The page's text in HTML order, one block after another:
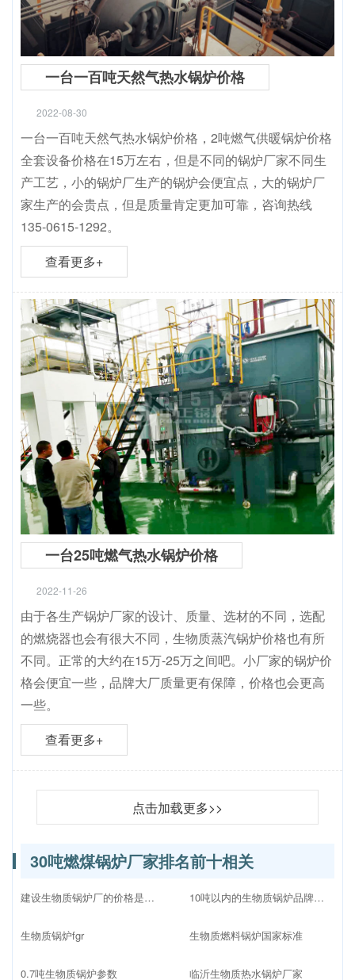
一台一百吨天然气热水锅炉价格
2022-08-30
一台一百吨天然气热水锅炉价格，2吨燃气供暖锅炉价格
全套设备价格在15万左右，但是不同的锅炉厂家不同生
产工艺，小的锅炉厂生产的锅炉会便宜点，大的锅炉厂
家生产的会贵点，但是质量肯定更加可靠，咨询热线
135-0615-1292。
查看更多+
一台25吨燃气热水锅炉价格
2022-11-26
由于各生产锅炉厂家的设计、质量、选材的不同，选配
的燃烧器也会有很大不同，生物质蒸汽锅炉价格也有所
不同。正常的大约在15万-25万之间吧。小厂家的锅炉价
格会便宜一些，品牌大厂质量更有保障，价格也会更高
一些。
查看更多+
点击加载更多>>
30吨燃煤锅炉厂家排名前十相关
建设生物质锅炉厂的价格是多少
生物质锅炉fgr
0.7吨生物质锅炉参数
10吨以内的生物质锅炉品牌十大排名
生物质燃料锅炉国家标准
临沂生物质热水锅炉厂家